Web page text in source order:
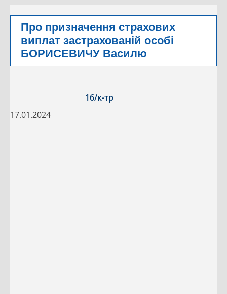
Про призначення страхових
виплат застрахованій особі
БОРИСЕВИЧУ Василю
16/к-тр
17.01.2024